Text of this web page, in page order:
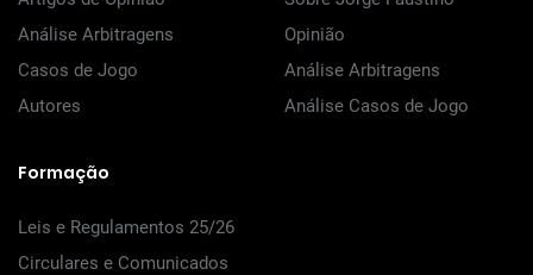
Análise Arbitragens
Casos de Jogo
Autores
Opinião
Análise Arbitragens
Análise Casos de Jogo
Formação
Leis e Regulamentos 25/26
Circulares e Comunicados